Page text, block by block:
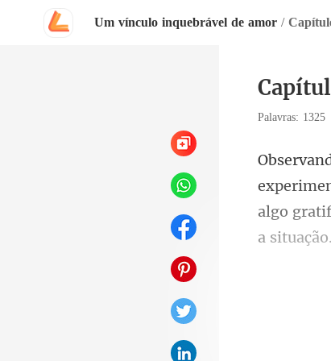
Um vínculo inquebrável de amor /
Palavras: 1325
algo